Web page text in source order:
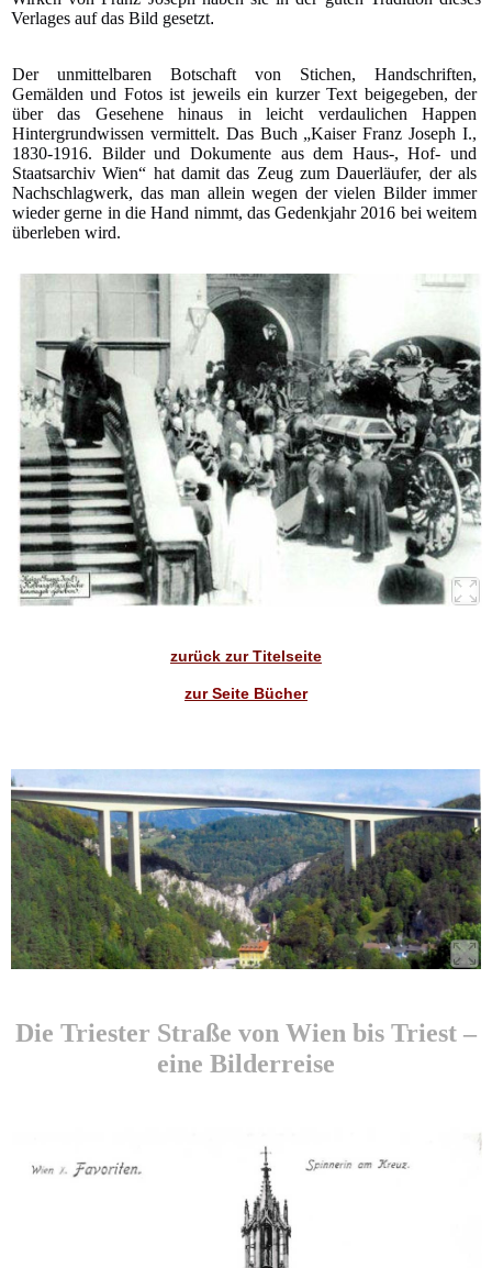
Verlages auf das Bild gesetzt.
Der unmittelbaren Botschaft von Stichen, Handschriften,
Gemälden und Fotos ist jeweils ein kurzer Text beigegeben, der
über das Gesehene hinaus in leicht verdaulichen Happen
Hintergrundwissen vermittelt. Das Buch „Kaiser Franz Joseph I.,
1830-1916. Bilder und Dokumente aus dem Haus-, Hof- und
Staatsarchiv Wien“ hat damit das Zeug zum Dauerläufer, der als
Nachschlagwerk, das man allein wegen der vielen Bilder immer
wieder gerne in die Hand nimmt, das Gedenkjahr 2016 bei weitem
überleben wird.
zurück zur Titelseite
zur Seite Bücher
Die Triester Straße von Wien bis Triest –
eine Bilderreise